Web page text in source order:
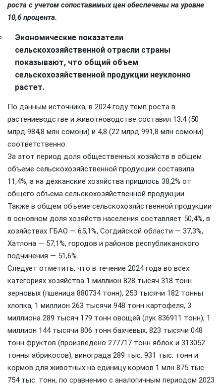
роста с учетом сопоставимых цен обеспечены на уровне
10,6 процента.
Экономические показатели
сельскохозяйственной отрасли страны
показывают, что общий объем
сельскохозяйственной продукции неуклонно
растет.
По данным источника, в 2024 году темп роста в
растениеводстве и животноводстве составил 13,4 (50
млрд 984,8 млн сомони) и 4,8 (22 млрд 991,8 млн сомони)
соответственно.
За этот период доля общественных хозяйств в общем
объеме сельскохозяйственной продукции составила
11,4%, а на дехканские хозяйства пришлось 38,2% от
общего объема сельскохозяйственной продукции.
Также в общем объеме сельскохозяйственной продукции
в основном доля хозяйств населения составляет 50,4%, в
хозяйствах ГБАО — 65,1%, Согдийской области — 37,3%,
Хатлона — 57,1%, городов и районов республиканского
подчинения — 51,6%.
Следует отметить, что в течение 2024 года во всех
категориях хозяйства 1 миллион 828 тысяч 318 тонн
зерновых (пшеница 880734 тонн), 253 тысячи 182 тонны
хлопка, 1 миллион 263 тысячи 948 тонн картофеля, 3
миллиона 289 тысяч 179 тонн овощей (лук 836911 тонн), 1
миллион 144 тысячи 806 тонн бахчевых, 823 тысячи 048
тонн фруктов (произведено 277717 тонн яблок и 313052
тонны абрикосов), винограда 289 тыс. 931 тыс. тонн и
кормов для животных на единицу кормов 1 млн 875 тыс.
754 тыс. тонн, по сравнению с аналогичным периодом 2023